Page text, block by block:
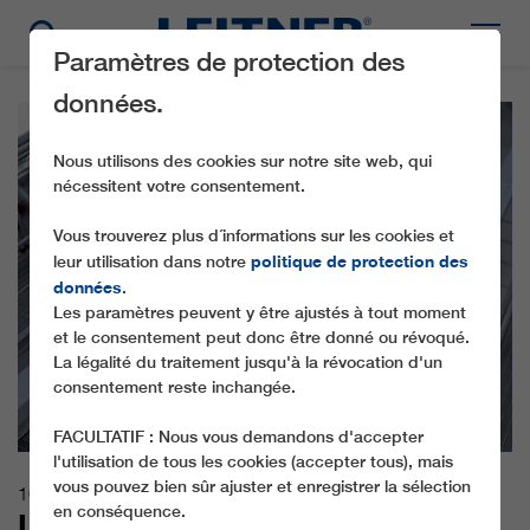
10.03.2021
Paramètres de protection des
données.
Nous utilisons des cookies sur notre site web, qui
nécessitent votre consentement.
Vous trouverez plus d´informations sur les cookies et
leur utilisation dans notre politique de protection des
données.
Les paramètres peuvent y être ajustés à tout moment
et le consentement peut donc être donné ou révoqué.
La légalité du traitement jusqu'à la révocation d'un
consentement reste inchangée.
FACULTATIF : Nous vous demandons d'accepter
l'utilisation de tous les cookies (accepter tous), mais
vous pouvez bien sûr ajuster et enregistrer la sélection
en conséquence.